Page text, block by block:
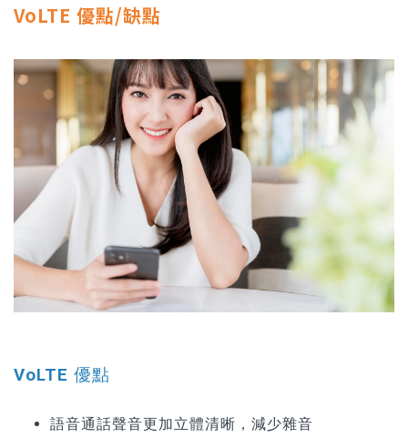
VoLTE 優點/缺點
VoLTE 優點
語音通話聲音更加立體清晰，減少雜音